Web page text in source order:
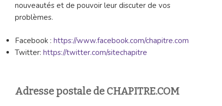
nouveautés et de pouvoir leur discuter de vos
problèmes.
Facebook : https://www.facebook.com/chapitre.com
Twitter: https://twitter.com/sitechapitre
Adresse postale de CHAPITRE.COM